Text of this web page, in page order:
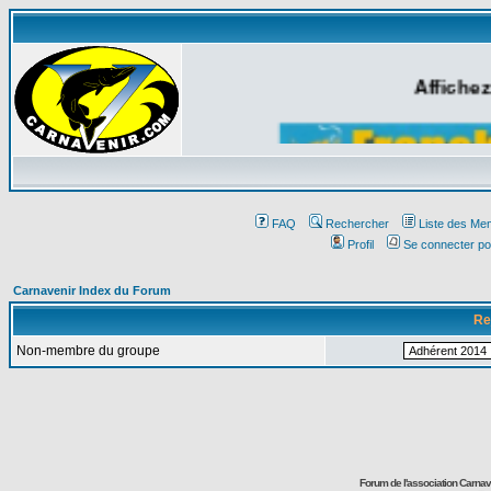
FAQ Rechercher
Liste des
Profil
Se connecter
Carnavenir Index du Forum
Non-membre du groupe
Forum de l'association